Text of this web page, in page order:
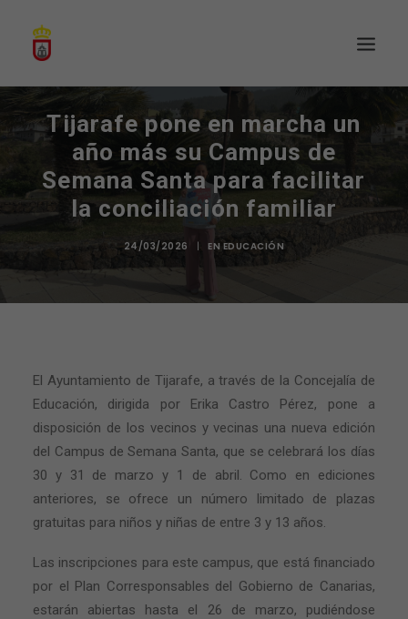
Tijarafe pone en marcha un
año más su Campus de
Semana Santa para facilitar
la conciliación familiar
24/03/2026 | EN EDUCACIÓN
El Ayuntamiento de Tijarafe, a través de la Concejalía de
Educación, dirigida por Erika Castro Pérez, pone a
disposición de los vecinos y vecinas una nueva edición
del Campus de Semana Santa, que se celebrará los días
30 y 31 de marzo y 1 de abril. Como en ediciones
anteriores, se ofrece un número limitado de plazas
gratuitas para niños y niñas de entre 3 y 13 años.
Las inscripciones para este campus, que está financiado
por el Plan Corresponsables del Gobierno de Canarias,
estarán abiertas hasta el 26 de marzo, pudiéndose